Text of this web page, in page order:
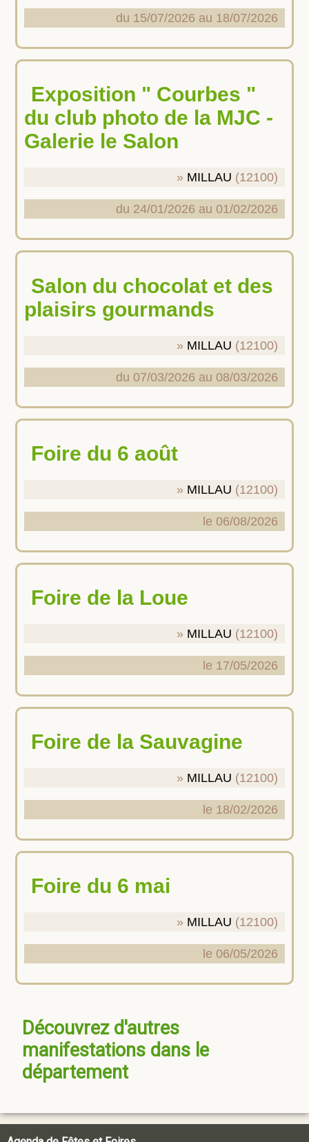
du 15/07/2026 au 18/07/2026
Exposition " Courbes "
du club photo de la MJC -
Galerie le Salon
MILLAU (12100)
du 24/01/2026 au 01/02/2026
Salon du chocolat et des
plaisirs gourmands
MILLAU (12100)
du 07/03/2026 au 08/03/2026
Foire du 6 août
MILLAU (12100)
le 06/08/2026
Foire de la Loue
MILLAU (12100)
le 17/05/2026
Foire de la Sauvagine
MILLAU (12100)
le 18/02/2026
Foire du 6 mai
MILLAU (12100)
le 06/05/2026
Découvrez d'autres
manifestations dans le
département